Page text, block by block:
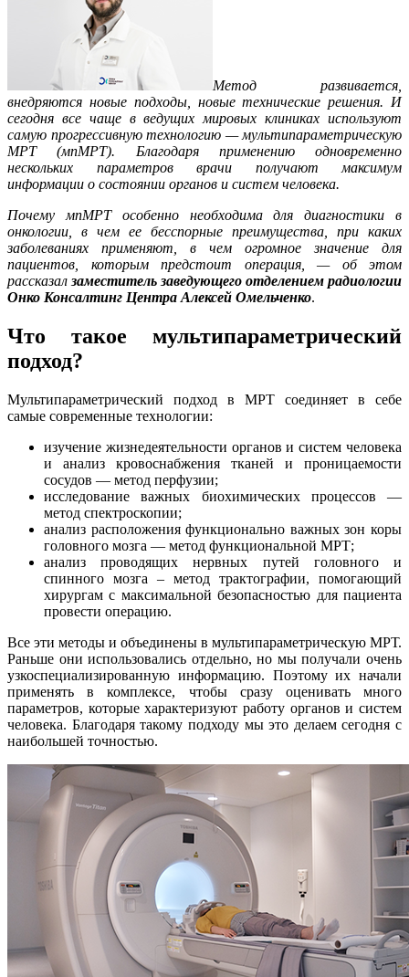
Метод развивается,
внедряются новые подходы, новые технические решения. И
сегодня все чаще в ведущих мировых клиниках используют
самую прогрессивную технологию — мультипараметрическую
МРТ (мпМРТ). Благодаря применению одновременно
нескольких параметров врачи получают максимум
информации о состоянии органов и систем человека.
Почему мпМРТ особенно необходима для диагностики в
онкологии, в чем ее бесспорные преимущества, при каких
заболеваниях применяют, в чем огромное значение для
пациентов, которым предстоит операция, — об этом
рассказал заместитель заведующего отделением радиологии
Онко Консалтинг Центра Алексей Омельченко.
Что такое мультипараметрический
подход?
Мультипараметрический подход в МРТ соединяет в себе
самые современные технологии:
изучение жизнедеятельности органов и систем человека
и анализ кровоснабжения тканей и проницаемости
сосудов — метод перфузии;
исследование важных биохимических процессов —
метод спектроскопии;
анализ расположения функционально важных зон коры
головного мозга — метод функциональной МРТ;
анализ проводящих нервных путей головного и
спинного мозга – метод трактографии, помогающий
хирургам с максимальной безопасностью для пациента
провести операцию.
Все эти методы и объединены в мультипараметрическую МРТ.
Раньше они использовались отдельно, но мы получали очень
узкоспециализированную информацию. Поэтому их начали
применять в комплексе, чтобы сразу оценивать много
параметров, которые характеризуют работу органов и систем
человека. Благодаря такому подходу мы это делаем сегодня с
наибольшей точностью.